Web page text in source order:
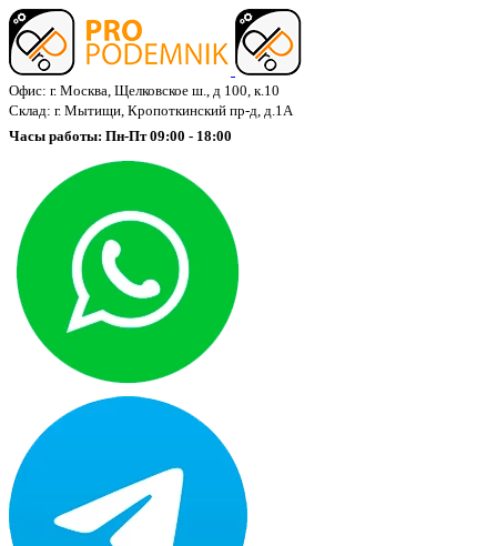
Офис: г. Москва, Щелковское ш., д 100, к.10
Склад: г. Мытищи, Кропоткинский пр-д, д.1А
Часы работы: Пн-Пт 09:00 - 18:00